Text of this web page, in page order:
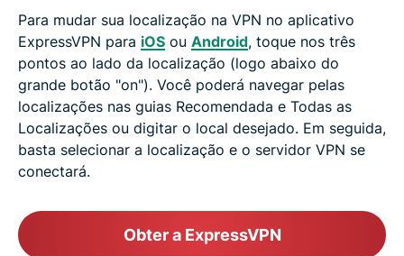
Para mudar sua localização na VPN no aplicativo
ExpressVPN para iOS ou Android, toque nos três
pontos ao lado da localização (logo abaixo do
grande botão "on"). Você poderá navegar pelas
localizações nas guias Recomendada e Todas as
Localizações ou digitar o local desejado. Em seguida,
basta selecionar a localização e o servidor VPN se
conectará.
Obter a ExpressVPN